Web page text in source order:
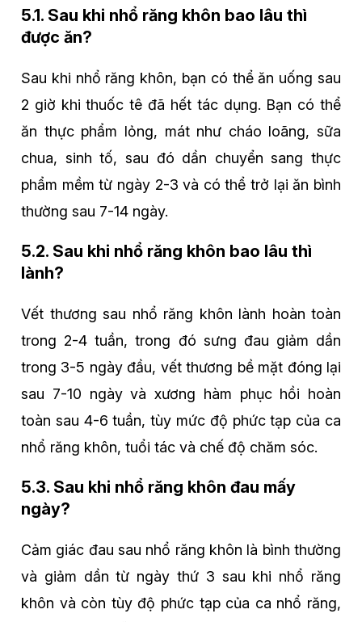
5.1. Sau khi nhổ răng khôn bao lâu thì
được ăn?
Sau khi nhổ răng khôn, bạn có thể ăn uống sau
2 giờ khi thuốc tê đã hết tác dụng. Bạn có thể
ăn thực phẩm lỏng, mát như cháo loãng, sữa
chua, sinh tố, sau đó dần chuyển sang thực
phẩm mềm từ ngày 2-3 và có thể trở lại ăn bình
thường sau 7-14 ngày.
5.2. Sau khi nhổ răng khôn bao lâu thì
lành?
Vết thương sau nhổ răng khôn lành hoàn toàn
trong 2-4 tuần, trong đó sưng đau giảm dần
trong 3-5 ngày đầu, vết thương bề mặt đóng lại
sau 7-10 ngày và xương hàm phục hồi hoàn
toàn sau 4-6 tuần, tùy mức độ phức tạp của ca
nhổ răng khôn, tuổi tác và chế độ chăm sóc.
5.3. Sau khi nhổ răng khôn đau mấy
ngày?
Cảm giác đau sau nhổ răng khôn là bình thường
và giảm dần từ ngày thứ 3 sau khi nhổ răng
khôn và còn tùy độ phức tạp của ca nhổ răng,